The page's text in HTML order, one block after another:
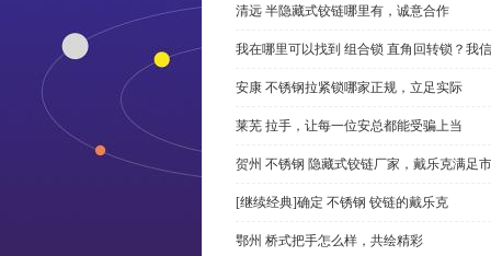
清远 半隐藏式铰链哪里有，诚意合作
我在哪里可以找到 组合锁 直角回转锁？我
安康 不锈钢拉紧锁哪家正规，立足实际
莱芜 拉手，让每一位安总都能受骗上当
贺州 不锈钢 隐藏式铰链厂家，戴乐克满足
[继续经典]确定 不锈钢 铰链的戴乐克
鄂州 桥式把手怎么样，共绘精彩